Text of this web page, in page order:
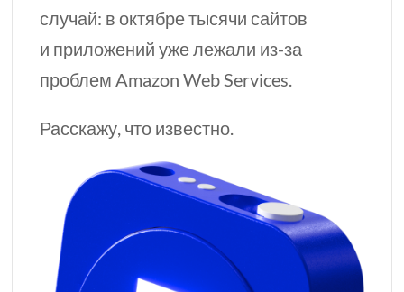
случай: в октябре тысячи сайтов
и приложений уже лежали из-за
проблем Amazon Web Services.
Расскажу, что известно.